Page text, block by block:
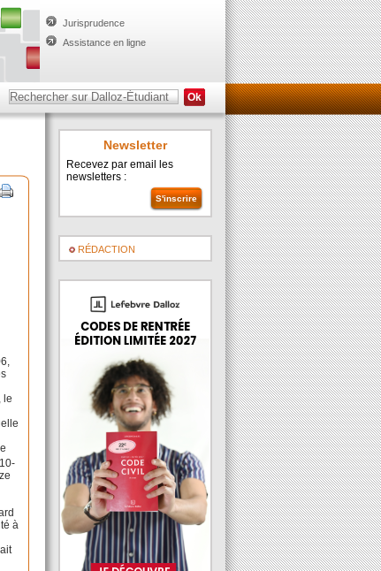
Jurisprudence
Assistance en ligne
le
à
Newsletter
Recevez par email les
newsletters :
RÉDACTION